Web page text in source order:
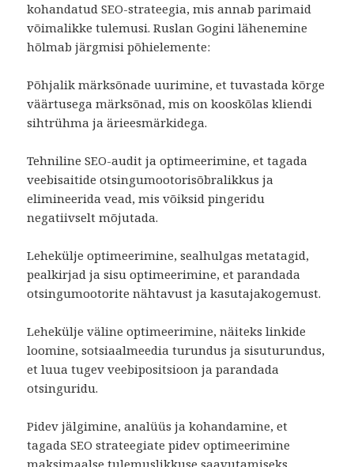
kohandatud SEO-strateegia, mis annab parimaid
võimalikke tulemusi. Ruslan Gogini lähenemine
hõlmab järgmisi põhielemente:
Põhjalik märksõnade uurimine, et tuvastada kõrge
väärtusega märksõnad, mis on kooskõlas kliendi
sihtrühma ja ärieesmärkidega.
Tehniline SEO-audit ja optimeerimine, et tagada
veebisaitide otsingumootorisõbralikkus ja
elimineerida vead, mis võiksid pingeridu
negatiivselt mõjutada.
Lehekülje optimeerimine, sealhulgas metatagid,
pealkirjad ja sisu optimeerimine, et parandada
otsingumootorite nähtavust ja kasutajakogemust.
Lehekülje väline optimeerimine, näiteks linkide
loomine, sotsiaalmeedia turundus ja sisuturundus,
et luua tugev veebipositsioon ja parandada
otsinguridu.
Pidev jälgimine, analüüs ja kohandamine, et
tagada SEO strateegiate pidev optimeerimine